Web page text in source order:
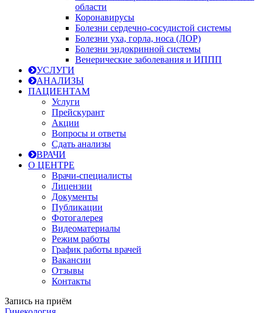
области
Коронавирусы
Болезни сердечно-сосудистой системы
Болезни уха, горла, носа (ЛОР)
Болезни эндокринной системы
Венерические заболевания и ИППП
УСЛУГИ
АНАЛИЗЫ
ПАЦИЕНТАМ
Услуги
Прейскурант
Акции
Вопросы и ответы
Сдать анализы
ВРАЧИ
О ЦЕНТРЕ
Врачи-специалисты
Лицензии
Документы
Публикации
Фотогалерея
Видеоматериалы
Режим работы
График работы врачей
Вакансии
Отзывы
Контакты
Запись на приём